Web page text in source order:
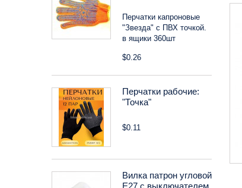
Перчатки капроновые
"Звезда" с ПВХ точкой.
в ящики 360шт
$0.26
Перчатки рабочие:
"Точка"
$0.11
Вилка патрон угловой
Е27 с выключателем